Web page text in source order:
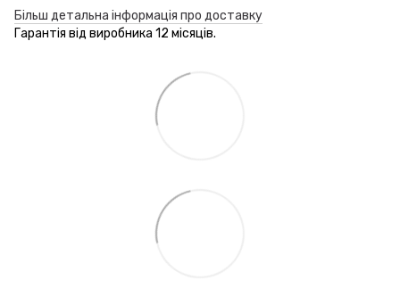
Більш детальна інформація про доставку
Гарантія від виробника 12 місяців.